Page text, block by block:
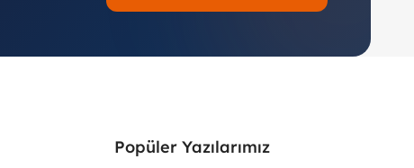
Popüler Yazılarımız